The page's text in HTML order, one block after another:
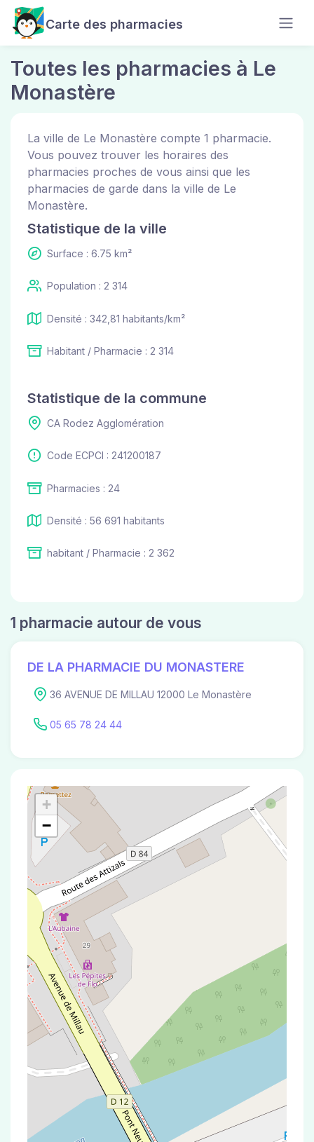
Carte des pharmacies
Toutes les pharmacies à Le
Monastère
La ville de Le Monastère compte 1 pharmacie.
Vous pouvez trouver les horaires des
pharmacies proches de vous ainsi que les
pharmacies de garde dans la ville de Le
Monastère.
Statistique de la ville
Surface : 6.75 km²
Population : 2 314
Densité : 342,81 habitants/km²
Habitant / Pharmacie : 2 314
Statistique de la commune
CA Rodez Agglomération
Code ECPCI : 241200187
Pharmacies : 24
Densité : 56 691 habitants
habitant / Pharmacie : 2 362
1 pharmacie autour de vous
DE LA PHARMACIE DU MONASTERE
36 AVENUE DE MILLAU 12000 Le Monastère
05 65 78 24 44
+
−